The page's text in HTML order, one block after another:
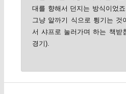
대를 향해서 던지는 방식이었
그냥 알까기 식으로 튕기는 것
서 샤프로 눌러가며 하는 책받
경기).